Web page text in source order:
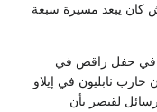
كان يبعد مسيرة سبعة
في حفل راقص في
نابليون في إيلاو
لقيصر بأن